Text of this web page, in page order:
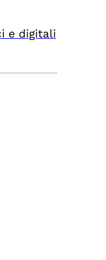
e digitali